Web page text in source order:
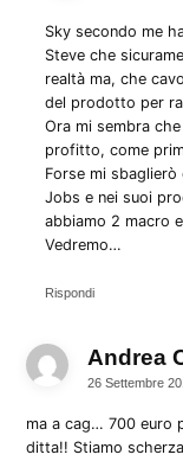
Sky secondo me
Steve che
realtà ma, che
del prodotto per
Ora mi sembra
profitto, come
Forse mi
Jobs e nei suoi
abbiamo 2 macro
Vedremo…
Rispondi
Andrea
26 Settembre
ma a cag… 700 euro
ditta!! Stiamo